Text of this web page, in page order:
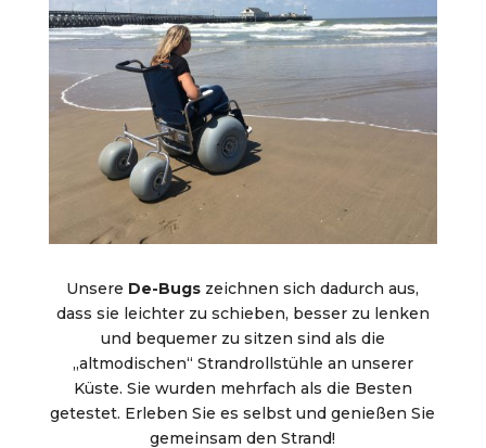
Unsere De-Bugs zeichnen sich dadurch aus,
dass sie leichter zu schieben, besser zu lenken
und bequemer zu sitzen sind als die
„altmodischen“ Strandrollstühle an unserer
Küste. Sie wurden mehrfach als die Besten
getestet. Erleben Sie es selbst und genießen Sie
gemeinsam den Strand!